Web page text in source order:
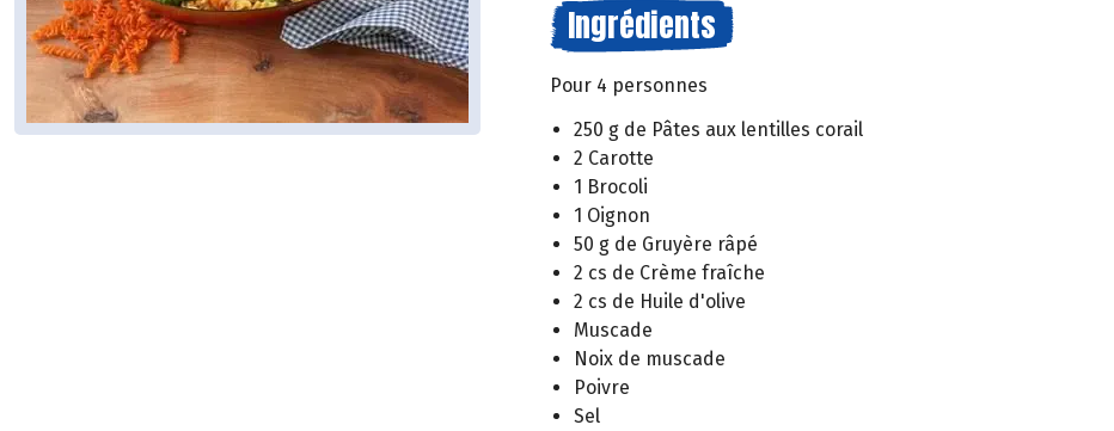
Ingrédients
Pour 4 personnes
250 g de Pâtes aux lentilles corail
2 Carotte
1 Brocoli
1 Oignon
50 g de Gruyère râpé
2 cs de Crème fraîche
2 cs de Huile d'olive
Muscade
Noix de muscade
Poivre
Sel